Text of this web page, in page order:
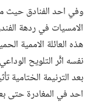
الامسيات في ردهة
هذه العائلة الاممية
نفسه اثَّر التلويح
بعد الترنيمة الختامية
احد في المغادرة حتى